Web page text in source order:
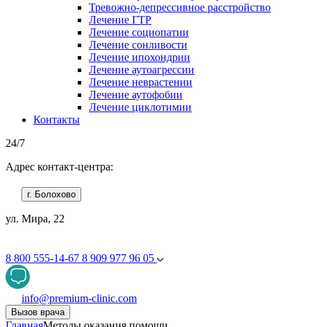
Тревожно-депрессивное расстройство
Лечение ГТР
Лечение социопатии
Лечение сонливости
Лечение ипохондрии
Лечение аутоагрессии
Лечение неврастении
Лечение аутофобии
Лечение циклотимии
Контакты
24/7
Адрес контакт-центра:
г. Болохово
ул. Мира, 22
8 800 555-14-67 8 909 977 96 05
info@premium-clinic.com
Вызов врача